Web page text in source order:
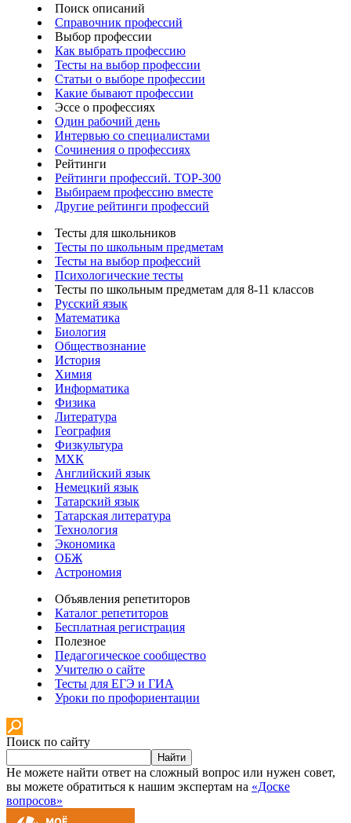
Поиск описаний
Справочник профессий
Выбор профессии
Как выбрать профессию
Тесты на выбор профессии
Статьи о выборе профессии
Какие бывают профессии
Эссе о профессиях
Один рабочий день
Интервью со специалистами
Сочинения о профессиях
Рейтинги
Рейтинги профессий. TOP-300
Выбираем профессию вместе
Другие рейтинги профессий
Тесты для школьников
Тесты по школьным предметам
Тесты на выбор профессий
Психологические тесты
Тесты по школьным предметам для 8-11 классов
Русский язык
Математика
Биология
Обществознание
История
Химия
Информатика
Физика
Литература
География
Физкультура
МХК
Английский язык
Немецкий язык
Татарский язык
Татарская литература
Технология
Экономика
ОБЖ
Астрономия
Объявления репетиторов
Каталог репетиторов
Бесплатная регистрация
Полезное
Педагогическое сообщество
Учителю о сайте
Тесты для ЕГЭ и ГИА
Уроки по профориентации
Поиск по сайту
Найти
Не можете найти ответ на сложный вопрос или нужен совет,
вы можете обратиться к нашим экспертам на «Доске
вопросов»